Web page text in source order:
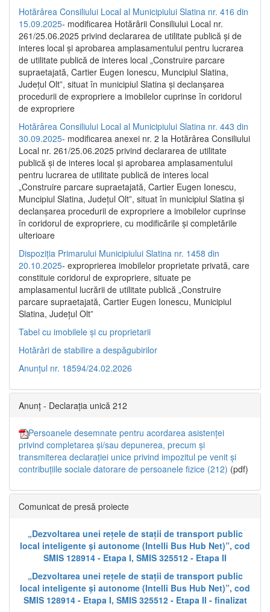
Hotărârea Consiliului Local al Municipiului Slatina nr. 416 din
15.09.2025- modificarea Hotărârii Consiliului Local nr.
261/25.06.2025 privind declararea de utilitate publică și de
interes local și aprobarea amplasamentului pentru lucrarea
de utilitate publică de interes local „Construire parcare
supraetajată, Cartier Eugen Ionescu, Muncipiul Slatina,
Județul Olt”, situat în municipiul Slatina și declanșarea
procedurii de expropriere a imobilelor cuprinse în coridorul
de expropriere
Hotărârea Consiliului Local al Municipiului Slatina nr. 443 din
30.09.2025- modificarea anexei nr. 2 la Hotărârea Consiliului
Local nr. 261/25.06.2025 privind declararea de utilitate
publică şi de interes local şi aprobarea amplasamentului
pentru lucrarea de utilitate publică de interes local
„Construire parcare supraetajată, Cartier Eugen Ionescu,
Muncipiul Slatina, Judeţul Olt”, situat în municipiul Slatina şi
declanşarea procedurii de expropriere a imobilelor cuprinse
în coridorul de expropriere, cu modificările şi completările
ulterioare
Dispoziția Primarului Municipiului Slatina nr. 1458 din
20.10.2025- exproprierea imobilelor proprietate privată, care
constituie coridorul de expropriere, situate pe
amplasamentul lucrării de utilitate publică „Construire
parcare supraetajată, Cartier Eugen Ionescu, Municipiul
Slatina, Județul Olt”
Tabel cu imobilele și cu proprietarii
Hotărâri de stabilire a despăgubirilor
Anunțul nr. 18594/24.02.2026
Anunț - Declarația unică 212
Persoanele desemnate pentru acordarea asistenței
privind completarea și/sau depunerea, precum și
transmiterea declarației unice privind impozitul pe venit și
contribuțiile sociale datorare de persoanele fizice (212) (pdf)
Comunicat de presă proiecte
„Dezvoltarea unei rețele de stații de transport public
local inteligente și autonome (Intelli Bus Hub Net)”, cod
SMIS 128914 - Etapa I, SMIS 325512 - Etapa II
„Dezvoltarea unei rețele de stații de transport public
local inteligente și autonome (Intelli Bus Hub Net)”, cod
SMIS 128914 - Etapa I, SMIS 325512 - Etapa II - finalizat